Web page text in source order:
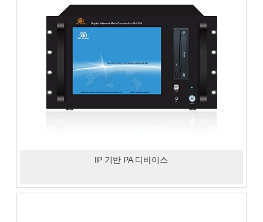
IP 기반 PA 디바이스